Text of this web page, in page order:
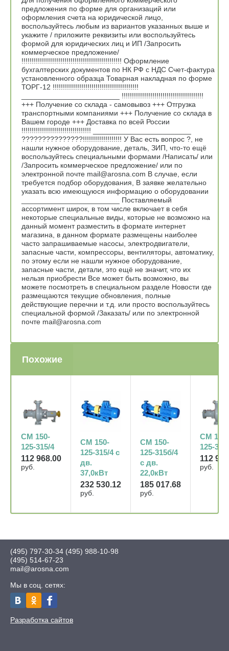
предложения по форме для организаций или
оформления счета на юридической лицо,
воспользуйтесь любым из вариантов указанных выше и
укажите / приложите реквизиты или воспользуйтесь
формой для юридических лиц и ИП /Запросить
коммерческое предложение/
!!!!!!!!!!!!!!!!!!!!!!!!!!!!!!!!!!!!!!!!!!!!!!!!! Оформление
бухгалтерских документов по НК РФ с НДС Счет-фактура
установленного образца Товарная накладная по форме
ТОРГ-12 !!!!!!!!!!!!!!!!!!!!!!!!!!!!!!!!!!!!!!!!!!
________________________ !!!!!!!!!!!!!!!!!!!!!!!!!!!!!!!!!!!!!!!!
+++ Получение со склада - самовывоз +++ Отгрузка
транспортными компаниями +++ Получение со склада в
Вашем городе +++ Доставка по всей России
!!!!!!!!!!!!!!!!!!!!!!!!!!!!!!!!!! ________________________
???????????????!!!!!!!!!!!!!!!!!!! У Вас есть вопрос ?, не
нашли нужное оборудование, деталь, ЗИП, что-то ещё
воспользуйтесь специальными формами /Написать/ или
/Запросить коммерческое предложение/ или по
электронной почте mail@arosna.com В случае, если
требуется подбор оборудования, В заявке желательно
указать всю имеющуюся информацию о оборудовании
________________________ Поставляемый
ассортимент широк, в том числе включает в себя
некоторые специальные виды, которые не возможно на
данный момент разместить в формате интернет
магазина, в данном формате размещены наиболее
часто запрашиваемые насосы, электродвигатели,
запасные части, компрессоры, вентиляторы, автоматику,
по этому если не нашли нужное оборудование,
запасные части, детали, это ещё не значит, что их
нельзя приобрести Все может быть возможно, вы
можете посмотреть в специальном разделе Новости где
размещаются текущие обновления, полные
действующие перечни и т.д. или просто воспользуйтесь
специальной формой /Заказать/ или по электронной
почте mail@arosna.com
Похожие
СМ 150-
125-315/4
112 968.00
руб.
СМ 150-
125-315/4 с
дв.
37,0кВт
232 530.12
руб.
СМ 150-
125-315б/4
с дв.
22,0кВт
185 017.68
руб.
СМ 150-
125-
112
руб.
(495) 797-30-34 (495) 988-10-98
(495) 514-67-23
mail@arosna.com
Мы в соц. сетях:
Разработка сайтов